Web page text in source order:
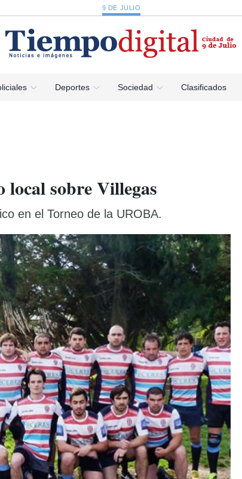
9 DE JULIO
Deportes Sociedad Clasificados
sobre Villegas
en el Torneo de la UROBA.